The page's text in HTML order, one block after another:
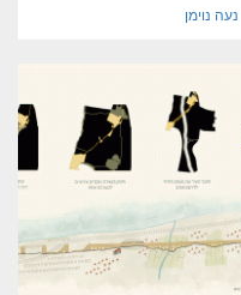
נעה נוימן